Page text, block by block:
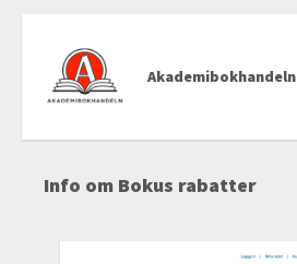
Akademibokhandeln
Info om Bokus rabatter